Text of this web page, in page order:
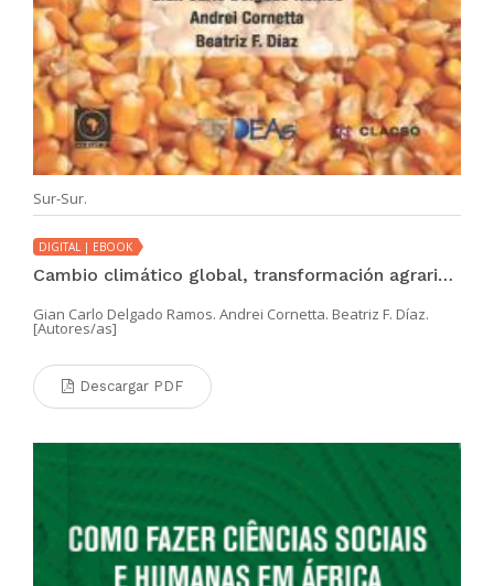
Sur-Sur.
DIGITAL | EBOOK
Cambio climático global, transformación agraria y soberanía alimentaria en América Latina
Gian Carlo Delgado Ramos. Andrei Cornetta. Beatriz F. Díaz.
[Autores/as]
Descargar PDF